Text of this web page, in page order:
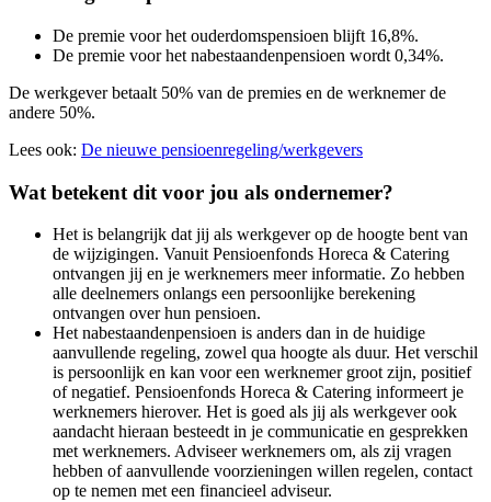
De premie voor het ouderdomspensioen blijft 16,8%.
De premie voor het nabestaandenpensioen wordt 0,34%.
De werkgever betaalt 50% van de premies en de werknemer de
andere 50%.
Lees ook: De nieuwe pensioenregeling/werkgevers
Wat betekent dit voor jou als ondernemer?
Het is belangrijk dat jij als werkgever op de hoogte bent van
de wijzigingen. Vanuit Pensioenfonds Horeca & Catering
ontvangen jij en je werknemers meer informatie. Zo hebben
alle deelnemers onlangs een persoonlijke berekening
ontvangen over hun pensioen.
Het nabestaandenpensioen is anders dan in de huidige
aanvullende regeling, zowel qua hoogte als duur. Het verschil
is persoonlijk en kan voor een werknemer groot zijn, positief
of negatief. Pensioenfonds Horeca & Catering informeert je
werknemers hierover. Het is goed als jij als werkgever ook
aandacht hieraan besteedt in je communicatie en gesprekken
met werknemers. Adviseer werknemers om, als zij vragen
hebben of aanvullende voorzieningen willen regelen, contact
op te nemen met een financieel adviseur.